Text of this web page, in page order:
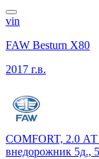
vin
FAW Besturn X80
2017 г.в.
COMFORT, 2.0 АТ
внедорожник 5д.,